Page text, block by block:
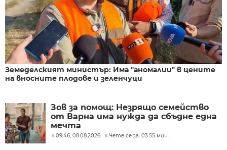
Земеделският министър: Има "аномалии" в цените
на вносните плодове и зеленчуци
Зов за помощ: Незрящо семейство
от Варна има нужда да сбъдне една
мечта
09:46, 08.08.2026 Чете се за: 03:55 мин.